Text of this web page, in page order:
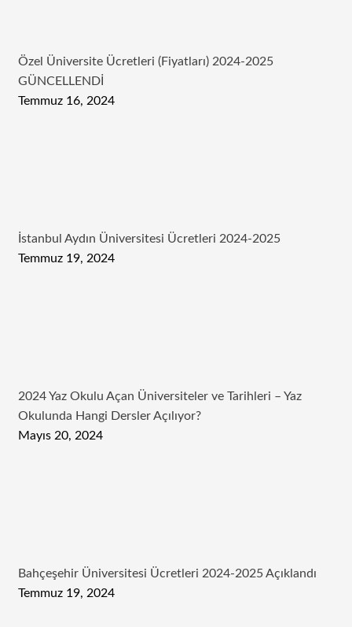
Özel Üniversite Ücretleri (Fiyatları) 2024-2025
GÜNCELLENDİ
Temmuz 16, 2024
İstanbul Aydın Üniversitesi Ücretleri 2024-2025
Temmuz 19, 2024
2024 Yaz Okulu Açan Üniversiteler ve Tarihleri – Yaz
Okulunda Hangi Dersler Açılıyor?
Mayıs 20, 2024
Bahçeşehir Üniversitesi Ücretleri 2024-2025 Açıklandı
Temmuz 19, 2024